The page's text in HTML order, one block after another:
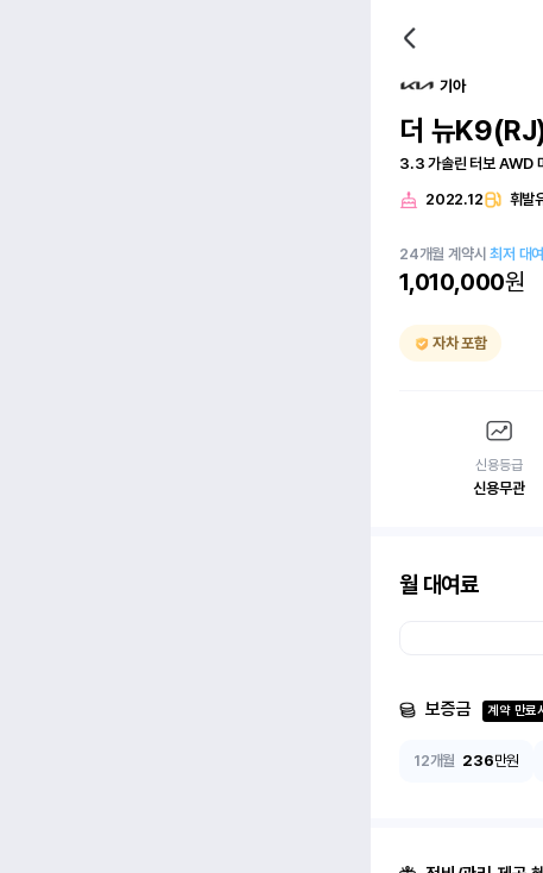
기아
더 뉴
3.3 가솔린 터보 AWD
2022.12 휘발
24개월 계약시최저 대
1,010,000원
자차 포함
신용등급
신용무관
월 대여료
보증금 계약 만료
12개월 236만원